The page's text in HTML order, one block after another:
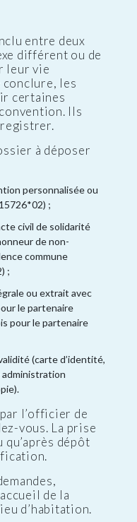
entre deux
différent ou de
leur vie
conclure, les
certaines
Ils
à déposer
personnalisée ou
;
civil de solidarité
de non-
commune
;
ou extrait avec
le partenaire
pour le partenaire
(carte d’identité,
l’officier de
vous. La prise
dépôt
de la
d’habitation.